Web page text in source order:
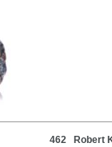
462 Robert